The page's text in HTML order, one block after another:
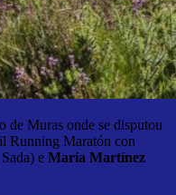
de Muras onde se disputou
Running Maratón con
e María Martínez